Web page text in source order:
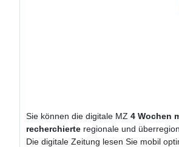
Sie können die digitale MZ 4 Wochen
recherchierte regionale und
Die digitale Zeitung lesen Sie mobil